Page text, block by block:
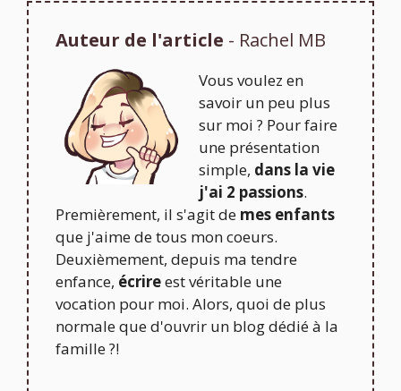
Auteur de l'article - Rachel MB
Vous voulez en
savoir un peu plus
sur moi ? Pour faire
une présentation
simple, dans la vie
j'ai 2 passions.
Premièrement, il s'agit de mes enfants
que j'aime de tous mon coeurs.
Deuxièmement, depuis ma tendre
enfance, écrireest véritable une
vocation pour moi. Alors, quoi de plus
normale que d'ouvrir un blog dédié à la
famille ?!